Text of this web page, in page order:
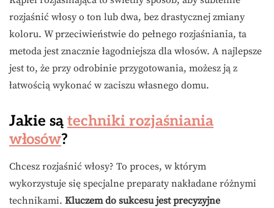
rozjaśnić włosy o ton lub dwa, bez drastycznej zmiany
koloru. W przeciwieństwie do pełnego rozjaśniania, ta
metoda jest znacznie łagodniejsza dla włosów. A najlepsze
jest to, że przy odrobinie przygotowania, możesz ją z
łatwością wykonać w zaciszu własnego domu.
Jakie są techniki rozjaśniania
włosów?
Chcesz rozjaśnić włosy? To proces, w którym
wykorzystuje się specjalne preparaty nakładane różnymi
technikami. Kluczem do sukcesu jest precyzyjne